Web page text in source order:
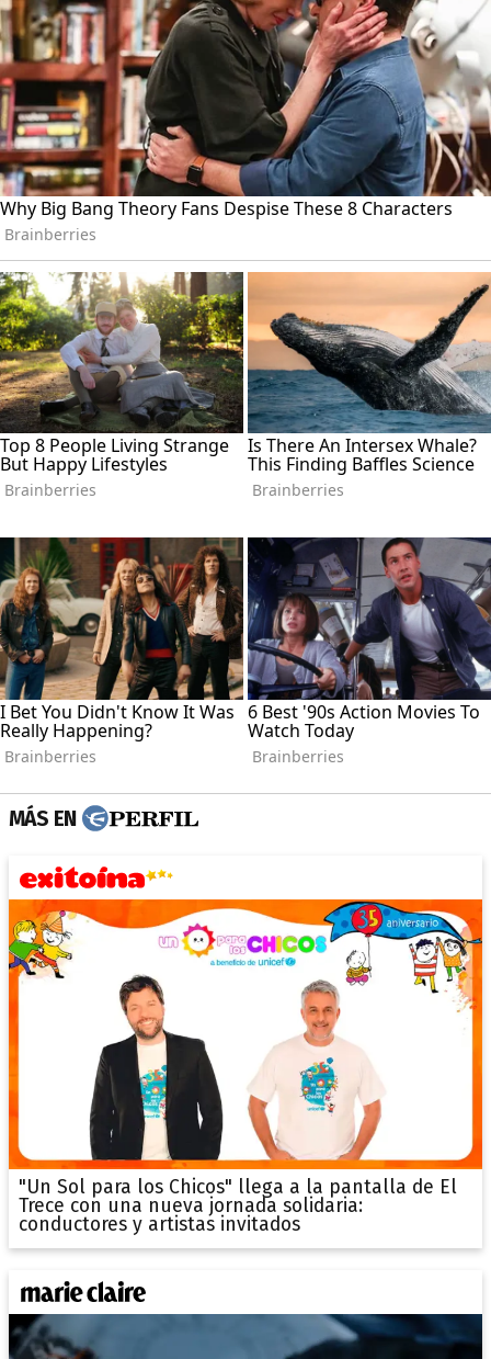
MÁS EN
"Un Sol para los Chicos" llega a la pantalla de El
Trece con una nueva jornada solidaria:
conductores y artistas invitados